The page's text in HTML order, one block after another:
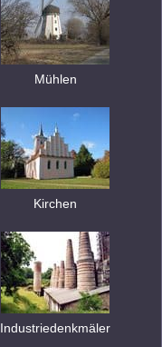
Mühlen
Kirchen
Industriedenkmäler